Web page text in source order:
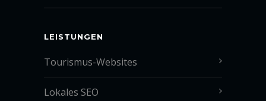
LEISTUNGEN
Tourismus-Websites
Lokales SEO